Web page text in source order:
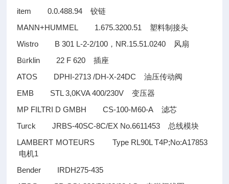
item 0.0.488.94铰链
MANN+HUMMEL 1.675.3200.51 塑料制接头
Wistro B 301 L-2-2/100 ， NR.15.51.0240 风扇
Bürklin 22 F 620插座
ATOS DPHI-2713 /DH-X-24DC油压传动阀
EMB STL 3,0KVA 400/230V变压器
MP FILTRI D GMBH CS-100-M60-A滤芯
Turck JRBS-40SC-8C/EX No.6611453 总线模块
LAMBERT MOTEURS Type RL90L T4P;No:A17853
电机1
Bender IRDH275-435